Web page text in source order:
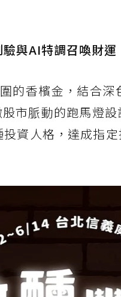
與AI特調召喚財運
的香檳金，結合
市脈動的跑馬燈
資人格，達成指